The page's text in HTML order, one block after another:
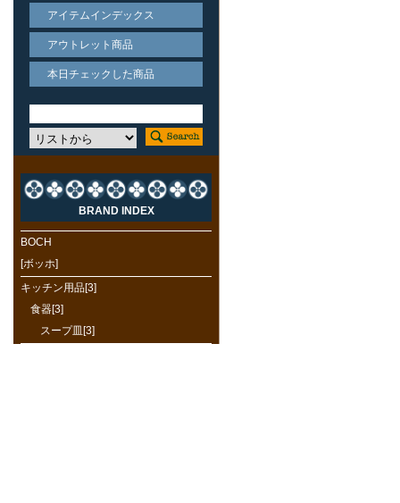
アイテムインデックス
アウトレット商品
本日チェックした商品
BRAND INDEX
BOCH
[ボッホ]
キッチン用品[3]
食器[3]
スープ皿[3]